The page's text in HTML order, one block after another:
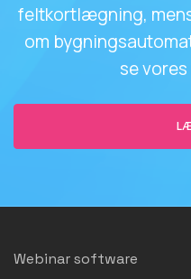
feltkortlægning,
om
se
Webinar software